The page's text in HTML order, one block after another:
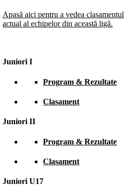
Apasă aici pentru a vedea clasamentul
actual al echipelor din această ligă.
Juniori I
Program & Rezultate
Clasament
Juniori II
Program & Rezultate
Clasament
Juniori U17